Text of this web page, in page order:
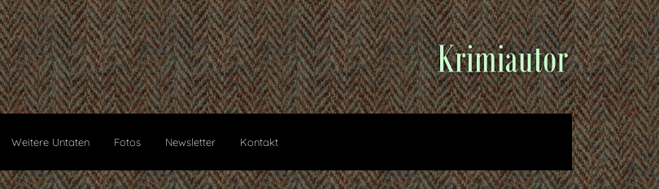
Weitere Untaten Fotos Newsletter Kontakt